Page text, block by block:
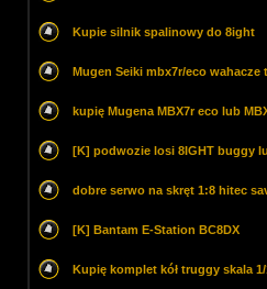
Kupie silnik spalinowy do 8ight
Mugen Seiki mbx7r/eco wahacze
kupię Mugena MBX7r eco lub
[K] podwozie losi 8IGHT buggy
dobre serwo na skręt 1:8 hitec
[K] Bantam E-Station BC8DX
Kupię komplet kół truggy skala 1/